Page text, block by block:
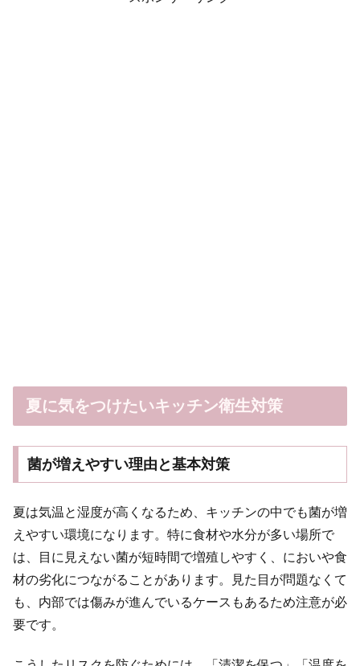
夏に気をつけたいキッチン衛生対策
菌が増えやすい理由と基本対策
夏は気温と湿度が高くなるため、キッチンの中でも菌が増
えやすい環境になります。特に食材や水分が多い場所で
は、目に見えない菌が短時間で増殖しやすく、においや食
材の劣化につながることがあります。見た目が問題なくて
も、内部では傷みが進んでいるケースもあるため注意が必
要です。